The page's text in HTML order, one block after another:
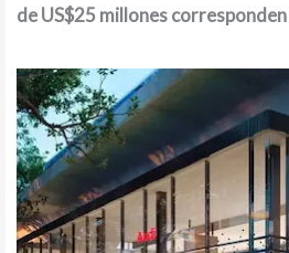
de US$25 millones